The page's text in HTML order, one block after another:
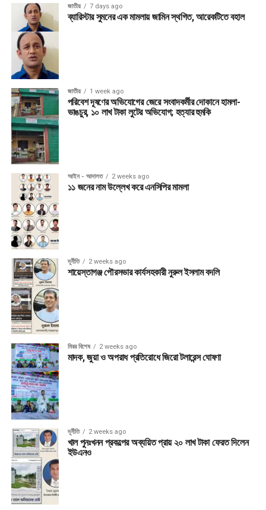
জাতীয় 7 days ago
ব্যারিস্টার সুমনের এক মামলায় জামিন স্থগিত, আরেকটিতে বহাল
জাতীয় 1 week ago
পরিবেশ দূষণের অভিযোগের জেরে সংবাদকর্মীর দোকানে হামলা-
ভাঙচুর, ১০ লাখ টাকা লুটের অভিযোগ; হত্যার হুমকি
আইন - আদালত 2 weeks ago
১১ জনের নাম উল্লেখ করে এনসিপির মামলা
দূর্নীতি 2 weeks ago
শায়েস্তাগঞ্জ পৌরসভার কার্যসহকারী নুরুল ইসলাম বদলি
মিরর বিশেষ 2 weeks ago
মাদক, জুয়া ও অপরাধ প্রতিরোধে জিরো টলারেন্স ঘোষণা
দূর্নীতি 2 weeks ago
খাল পুনঃখনন প্রকল্পের অব্যয়িত প্রায় ২০ লাখ টাকা ফেরত দিলেন
ইউএনও